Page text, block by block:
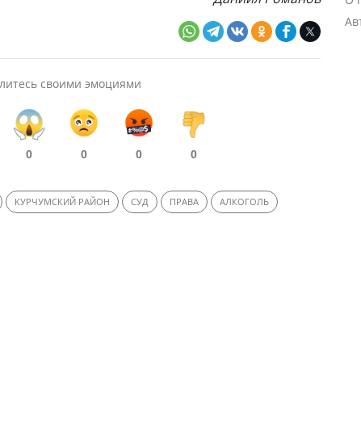
своими эмоциями
0 0 0 0
КУРЧУМСКИЙ РАЙОН СУД ПРАВА АЛКОГОЛЬ